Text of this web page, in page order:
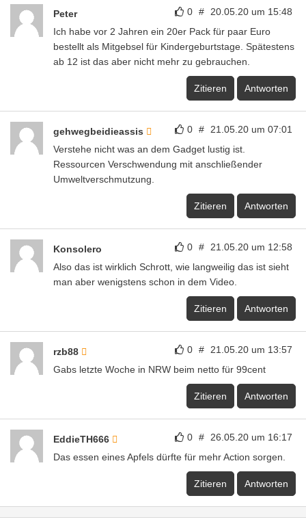
0 # 20.05.20 um 15:48
Peter
Ich habe vor 2 Jahren ein 20er Pack für paar Euro
bestellt als Mitgebsel für Kindergeburtstage. Spätestens
ab 12 ist das aber nicht mehr zu gebrauchen.
Zitieren Antworten
0 # 21.05.20 um 07:01
gehwegbeidieassis
Verstehe nicht was an dem Gadget lustig ist.
Ressourcen Verschwendung mit anschließender
Umweltverschmutzung.
Zitieren Antworten
0 # 21.05.20 um 12:58
Konsolero
Also das ist wirklich Schrott, wie langweilig das ist sieht
man aber wenigstens schon in dem Video.
Zitieren Antworten
0 # 21.05.20 um 13:57
rzb88
Gabs letzte Woche in NRW beim netto für 99cent
Zitieren Antworten
0 # 26.05.20 um 16:17
EddieTH666
Das essen eines Apfels dürfte für mehr Action sorgen.
Zitieren Antworten